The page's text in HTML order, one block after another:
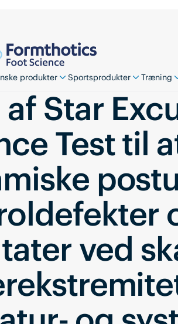
produkter Sportsprodukter Træning
af Star
Test til
ved